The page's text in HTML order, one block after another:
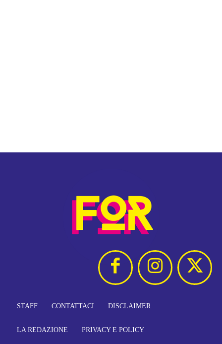
STAFF CONTATTACI DISCLAIMER
LA REDAZIONE PRIVACY E POLICY